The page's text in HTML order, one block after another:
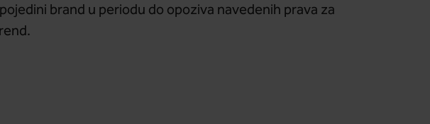
brand u periodu do opoziva navedenih prava za